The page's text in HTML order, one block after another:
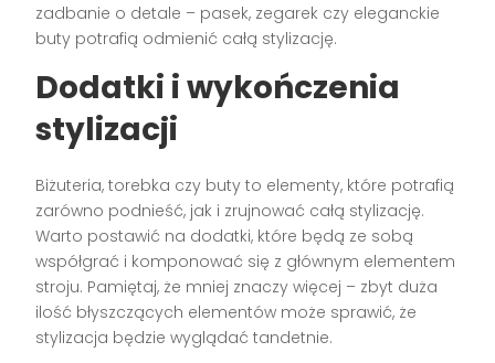
zadbanie o detale – pasek, zegarek czy eleganckie
buty potrafią odmienić całą stylizację.
Dodatki i wykończenia
stylizacji
Biżuteria, torebka czy buty to elementy, które potrafią
zarówno podnieść, jak i zrujnować całą stylizację.
Warto postawić na dodatki, które będą ze sobą
współgrać i komponować się z głównym elementem
stroju. Pamiętaj, że mniej znaczy więcej – zbyt duża
ilość błyszczących elementów może sprawić, że
stylizacja będzie wyglądać tandetnie.